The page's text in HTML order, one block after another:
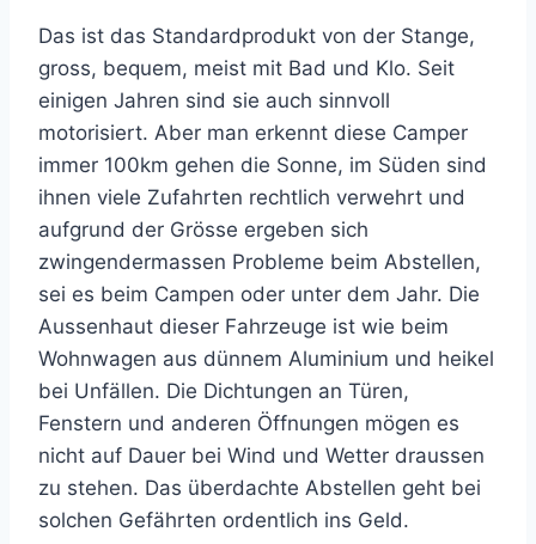
Das ist das Standardprodukt von der Stange,
gross, bequem, meist mit Bad und Klo. Seit
einigen Jahren sind sie auch sinnvoll
motorisiert. Aber man erkennt diese Camper
immer 100km gehen die Sonne, im Süden sind
ihnen viele Zufahrten rechtlich verwehrt und
aufgrund der Grösse ergeben sich
zwingendermassen Probleme beim Abstellen,
sei es beim Campen oder unter dem Jahr. Die
Aussenhaut dieser Fahrzeuge ist wie beim
Wohnwagen aus dünnem Aluminium und heikel
bei Unfällen. Die Dichtungen an Türen,
Fenstern und anderen Öffnungen mögen es
nicht auf Dauer bei Wind und Wetter draussen
zu stehen. Das überdachte Abstellen geht bei
solchen Gefährten ordentlich ins Geld.